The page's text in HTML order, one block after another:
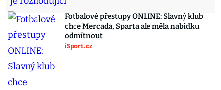
Fotbalové přestupy ONLINE: Slavný klub
chce Mercada, Sparta ale měla nabídku
odmítnout
iSport.cz